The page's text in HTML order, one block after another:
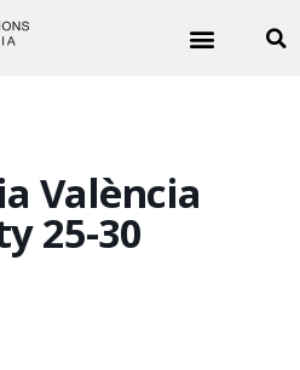
València
25-30